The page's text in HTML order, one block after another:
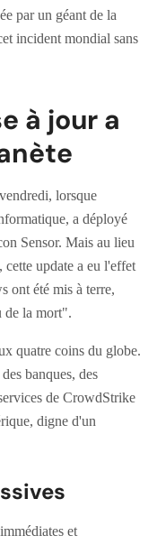
par un géant de la
incident mondial sans
à jour a
lorsque
a déployé
Sensor. Mais au lieu
update a eu l'effet
ont été mis à terre,
de la mort".
quatre coins du globe.
banques, des
de CrowdStrike
digne d'un
et